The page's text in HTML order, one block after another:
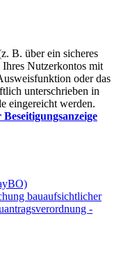
B. über ein sicheres
Nutzerkontos mit
oder das
unterschrieben in
eingereicht werden.
bauaufsichtlicher
-